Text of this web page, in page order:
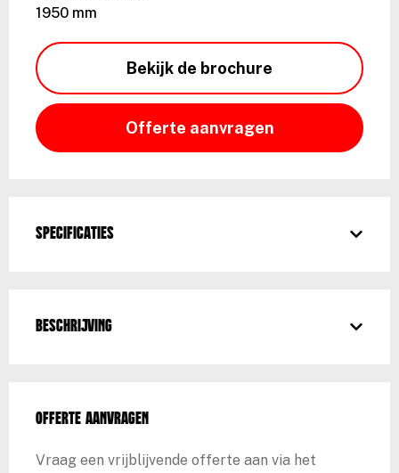
1950 mm
Bekijk de brochure
Offerte aanvragen
Specificaties
Beschrijving
Offerte aanvragen
Vraag een vrijblijvende offerte aan via het